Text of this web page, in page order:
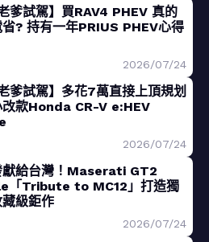
爹試駕】買RAV4 PHEV 真的
? 持有一年PRIUS PHEV心得
2026/07/24
爹試駕】多花7萬直接上頂規划
改款Honda CR-V e:HEV
2026/07/24
獻給台灣！Maserati GT2
「Tribute to MC12」打造獨
級鉅作
2026/07/24